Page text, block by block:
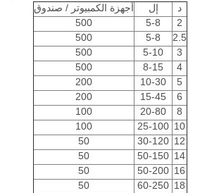
د
إل
أجهزة الكمبيوتر / صندوق
2
5-8
500
2.5
5-8
500
3
5-10
500
4
8-15
500
5
10-30
200
6
15-45
200
8
20-80
100
10
25-100
100
12
30-120
50
14
50-150
50
16
50-200
50
18
60-250
50